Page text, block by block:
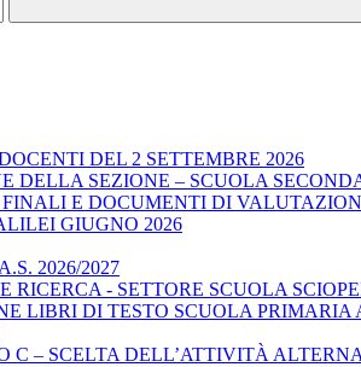
DEL 2 SETTEMBRE 2026
DELLA SEZIONE – SCUOLA
E DOCUMENTI DI
GIUGNO 2026
2026/2027
RICERCA - SETTORE SCUOLA
LIBRI DI TESTO SCUOLA PRIMARIA
– SCELTA DELL’ATTIVITÀ